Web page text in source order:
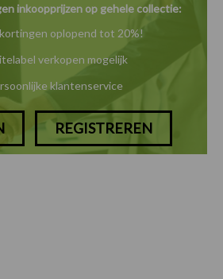
inkoopprijzen op gehele collectie:
oplopend tot 20%!
verkopen mogelijk
klantenservice
REGISTREREN